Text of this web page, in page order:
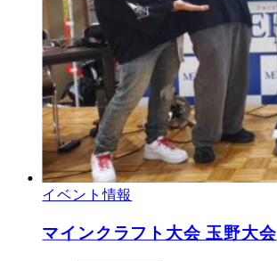
イベント情報
マインクラフト大会 玉野大会